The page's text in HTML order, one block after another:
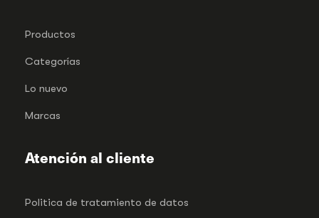
Productos
Categorías
Lo nuevo
Marcas
Atención al cliente
Politica de tratamiento de datos